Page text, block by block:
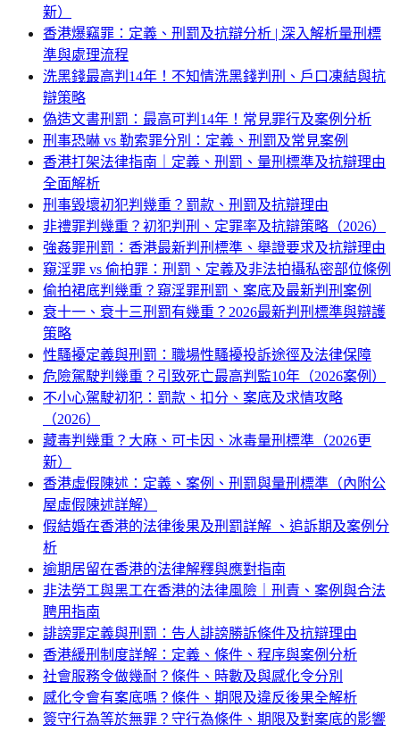
新）
香港爆竊罪：定義、刑罰及抗辯分析 | 深入解析量刑標
準與處理流程
洗黑錢最高判14年！不知情洗黑錢判刑、戶口凍結與抗
辯策略
偽造文書刑罰：最高可判14年！常見罪行及案例分析
刑事恐嚇 vs 勒索罪分別：定義、刑罰及常見案例
香港打架法律指南｜定義、刑罰、量刑標準及抗辯理由
全面解析
刑事毀壞初犯判幾重？罰款、刑罰及抗辯理由
非禮罪判幾重？初犯判刑、定罪率及抗辯策略（2026）
強姦罪刑罰：香港最新判刑標準、舉證要求及抗辯理由
窺淫罪 vs 偷拍罪：刑罰、定義及非法拍攝私密部位條例
偷拍裙底判幾重？窺淫罪刑罰、案底及最新判刑案例
衰十一、衰十三刑罰有幾重？2026最新判刑標準與辯護
策略
性騷擾定義與刑罰：職場性騷擾投訴途徑及法律保障
危險駕駛判幾重？引致死亡最高判監10年（2026案例）
不小心駕駛初犯：罰款、扣分、案底及求情攻略
（2026）
藏毒判幾重？大麻、可卡因、冰毒量刑標準（2026更
新）
香港虛假陳述：定義、案例、刑罰與量刑標準（內附公
屋虛假陳述詳解）
假結婚在香港的法律後果及刑罰詳解 、追訴期及案例分
析
逾期居留在香港的法律解釋與應對指南
非法勞工與黑工在香港的法律風險｜刑責、案例與合法
聘用指南
誹謗罪定義與刑罰：告人誹謗勝訴條件及抗辯理由
香港緩刑制度詳解：定義、條件、程序與案例分析
社會服務令做幾耐？條件、時數及與感化令分別
感化令會有案底嗎？條件、期限及違反後果全解析
簽守行為等於無罪？守行為條件、期限及對案底的影響